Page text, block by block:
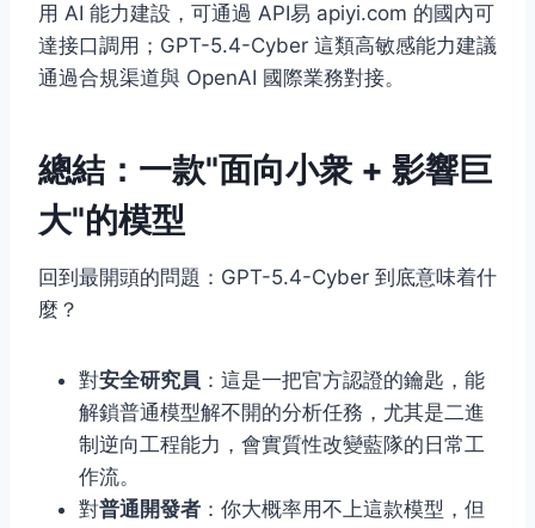
用 AI 能力建設，可通過 API易 apiyi.com 的國內可
達接口調用；GPT-5.4-Cyber 這類高敏感能力建議
通過合規渠道與 OpenAI 國際業務對接。
總結：一款"面向小衆 + 影響巨
大"的模型
回到最開頭的問題：GPT-5.4-Cyber 到底意味着什
麼？
對安全研究員 ：這是一把官方認證的鑰匙，能
解鎖普通模型解不開的分析任務，尤其是二進
制逆向工程能力，會實質性改變藍隊的日常工
作流。
對普通開發者 ：你大概率用不上這款模型，但